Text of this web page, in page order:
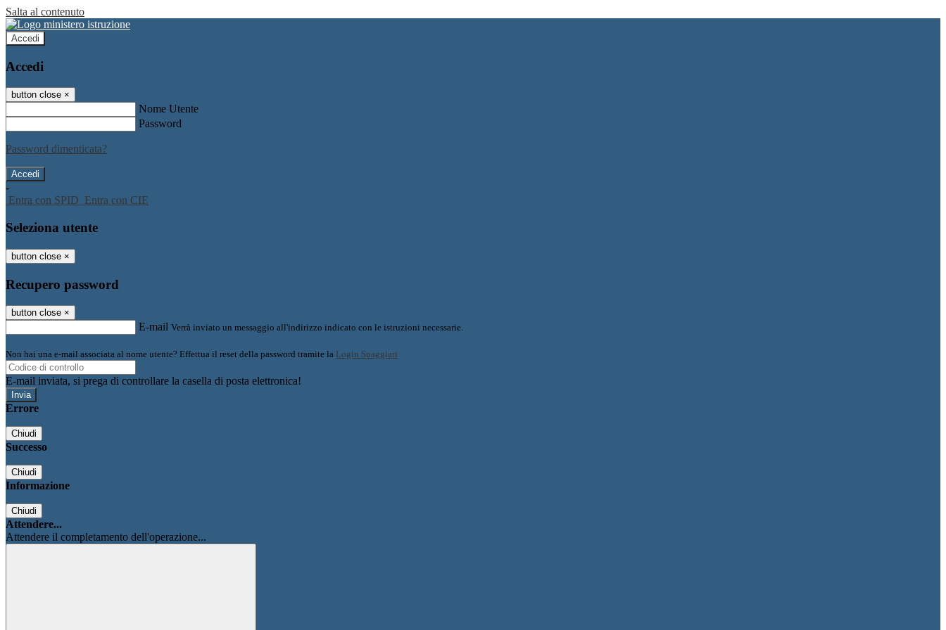
Salta al contenuto
Accedi
Accedi
button close ×
Nome Utente
Password
Password dimenticata?
-
Entra con SPID Entra con CIE
Seleziona utente
button close ×
Recupero password
button close ×
E-mail Verrà inviato un messaggio all'indirizzo indicato con le istruzioni necessarie.
Non hai una e-mail associata al nome utente? Effettua il reset della password tramite la Login Spaggiari
E-mail inviata, si prega di controllare la casella di posta elettronica!
Errore
Chiudi
Successo
Chiudi
Informazione
Chiudi
Attendere...
Attendere il completamento dell'operazione...